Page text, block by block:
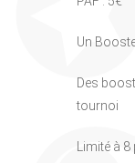
Un
Des
tournoi
Limité à